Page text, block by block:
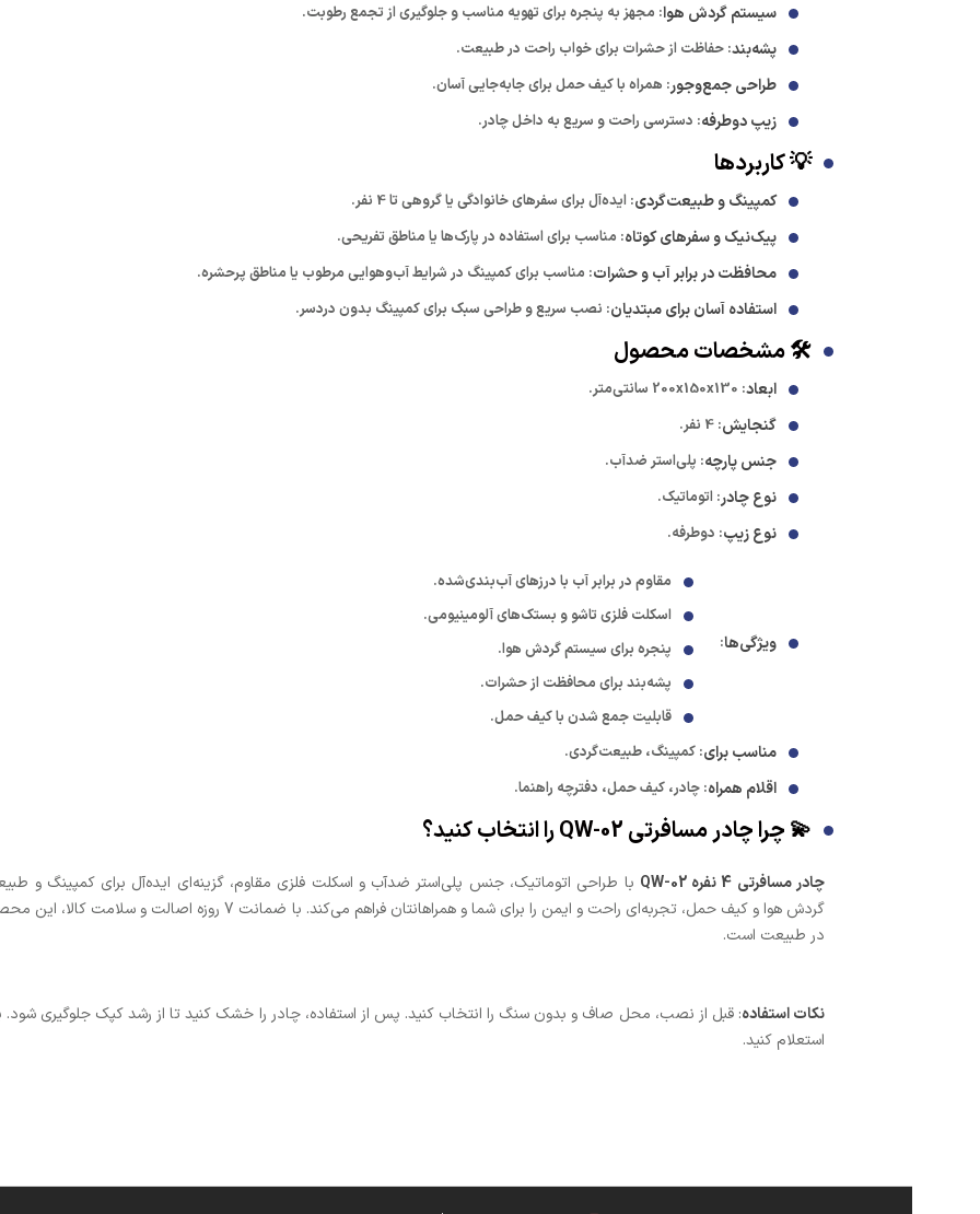
سیستم گردش هوا: مجهز به پنجره برای تهویه مناسب و جلوگیری از تجمع رطوبت.
پشه‌بند: حفاظت از حشرات برای خواب راحت در طبیعت.
طراحی جمع‌وجور: همراه با کیف حمل برای جابه‌جایی آسان.
زیپ دوطرفه: دسترسی راحت و سریع به داخل چادر.
💡 کاربردها
کمپینگ و طبیعت‌گردی: ایده‌آل برای سفرهای خانوادگی یا گروهی تا 4 نفر.
پیک‌نیک و سفرهای کوتاه: مناسب برای استفاده در پارک‌ها یا مناطق تفریحی.
محافظت در برابر آب و حشرات: مناسب برای کمپینگ در شرایط آب‌وهوایی مرطوب یا مناطق پرحشره.
استفاده آسان برای مبتدیان: نصب سریع و طراحی سبک برای کمپینگ بدون دردسر.
🛠️ مشخصات محصول
ابعاد: 200x150x130 سانتی‌متر.
گنجایش: 4 نفر.
جنس پارچه: پلی‌استر ضدآب.
نوع چادر: اتوماتیک.
نوع زیپ: دوطرفه.
ویژگی‌ها:
مقاوم در برابر آب با درزهای آب‌بندی‌شده.
اسکلت فلزی تاشو و بستک‌های آلومینیومی.
پنجره برای سیستم گردش هوا.
پشه‌بند برای محافظت از حشرات.
قابلیت جمع شدن با کیف حمل.
مناسب برای: کمپینگ، طبیعت‌گردی.
اقلام همراه: چادر، کیف حمل، دفترچه راهنما.
💫 چرا چادر مسافرتی QW-02 را انتخاب کنید؟
چادر مسافرتی 4 نفره QW-02
با طراحی اتوماتیک، جنس پلی‌استر ضدآب و اسکلت فلزی مقاوم، گزینه‌ای ایده‌آل برای کمپینگ و
گردش هوا و کیف حمل، تجربه‌ای راحت و ایمن را برای شما و همراهانتان
در طبیعت است.
نکات استفاده: قبل از نصب، محل صاف و بدون سنگ را انتخاب کنید. پس از استفاده، چادر را خشک کنید تا از رشد کپک جلوگیری شود.
استعلام کنید.